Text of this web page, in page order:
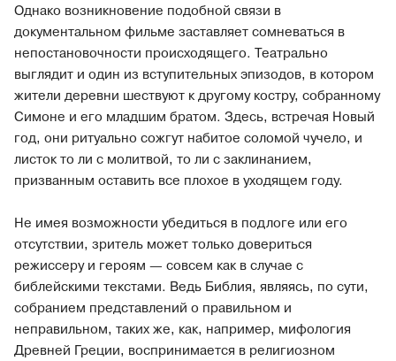
Однако возникновение подобной связи в
документальном фильме заставляет сомневаться в
непостановочности происходящего. Театрально
выглядит и один из вступительных эпизодов, в котором
жители деревни шествуют к другому костру, собранному
Симоне и его младшим братом. Здесь, встречая Новый
год, они ритуально сожгут набитое соломой чучело, и
листок то ли с молитвой, то ли с заклинанием,
призванным оставить все плохое в уходящем году.
Не имея возможности убедиться в подлоге или его
отсутствии, зритель может только довериться
режиссеру и героям — совсем как в случае с
библейскими текстами. Ведь Библия, являясь, по сути,
собранием представлений о правильном и
неправильном, таких же, как, например, мифология
Древней Греции, воспринимается в религиозном